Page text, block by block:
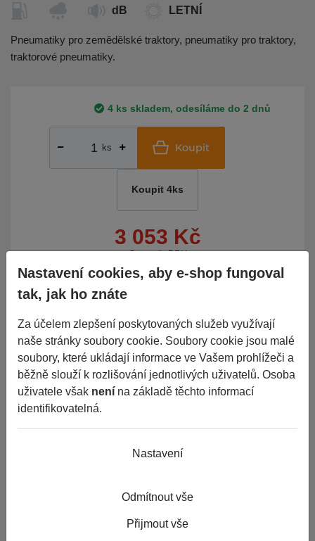
dB LETNÍ
Pneumatiky pro zemědělské traktory, pneumatiky pro traktory,
traktorové pneumatiky.
4 ks skladem, odesíláme do 2 dnů
ks Koupit
Koupit 4ks
3 053 Kč
Cena vč. DPH
Porovnat
do 2
Základní informace
Výrobce
EAN 8903094017645
Nastavení cookies, aby e-shop fungoval
tak, jak ho znáte
Za účelem zlepšení poskytovaných služeb využívají
naše stránky soubory cookie. Soubory cookie jsou malé
soubory, které ukládají informace ve Vašem prohlížeči a
běžně slouží k rozlišování jednotlivých uživatelů. Osoba
uživatele však není na základě těchto informací
identifikovatelná.
Nastavení
Odmítnout vše
Přijmout vše